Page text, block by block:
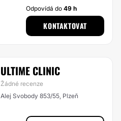
Odpovídá do49 h
KONTAKTOVAT
ULTIME CLINIC
Žádné recenze
Alej Svobody 853/55, Plzeň